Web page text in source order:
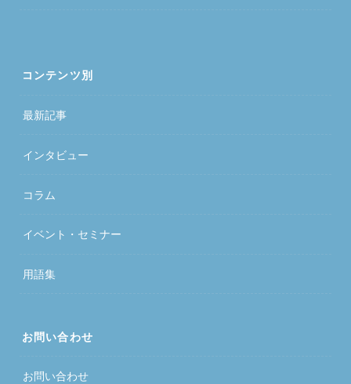
コンテンツ別
最新記事
インタビュー
コラム
イベント・セミナー
用語集
お問い合わせ
お問い合わせ